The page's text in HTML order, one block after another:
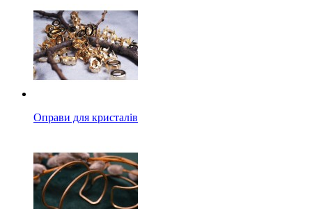
Оправи для кристалів